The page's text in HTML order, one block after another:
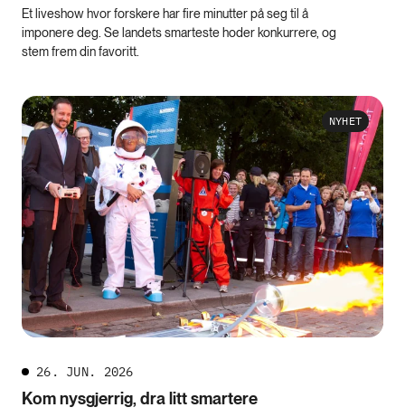
Et liveshow hvor forskere har fire minutter på seg til å
imponere deg. Se landets smarteste hoder konkurrere, og
stem frem din favoritt.
NYHET
26. JUN. 2026
Kom nysgjerrig, dra litt smartere